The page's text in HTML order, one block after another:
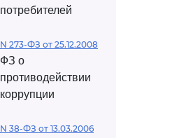
потребителей
N 273-ФЗ от 25.12.2008
ФЗ о
противодействии
коррупции
N 38-ФЗ от 13.03.2006